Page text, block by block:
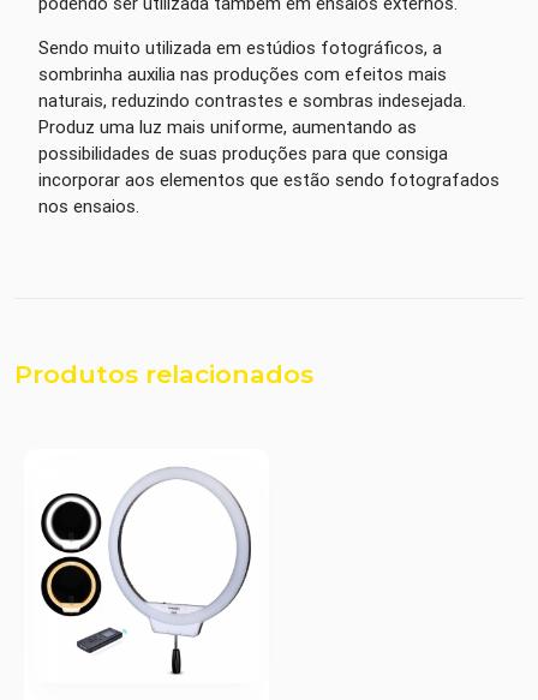
Sendo muito utilizada em estúdios fotográficos, a
sombrinha auxilia nas produções com efeitos mais
naturais, reduzindo contrastes e sombras indesejada.
Produz uma luz mais uniforme, aumentando as
possibilidades de suas produções para que consiga
incorporar aos elementos que estão sendo fotografados
nos ensaios.
Produtos relacionados